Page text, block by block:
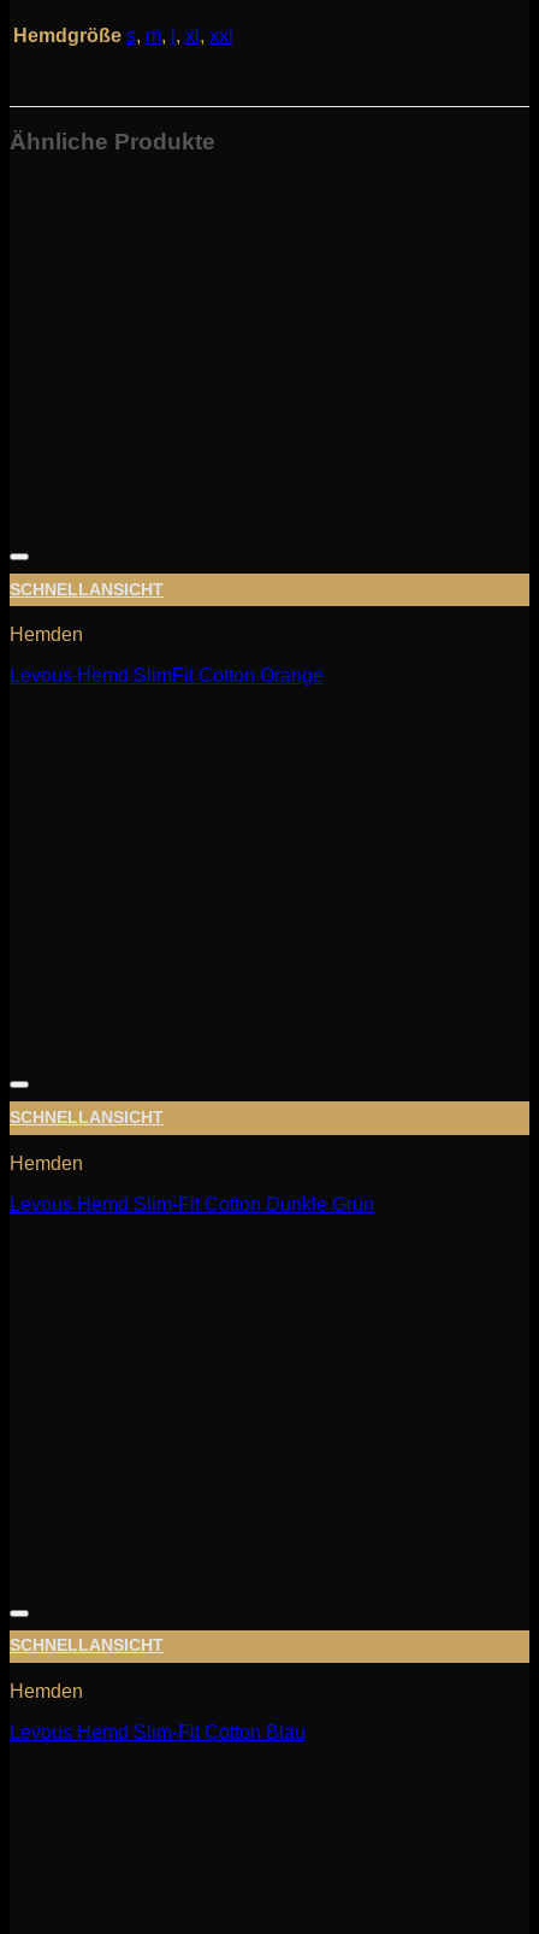
Hemdgröße s, m, , xl , xxl
Ähnliche Produkte
SCHNELLANSICHT
Hemden
Levous Hemd SlimFit Cotton Orange
SCHNELLANSICHT
Hemden
Levous Hemd Slim-Fit Cotton Dunkle Grün
SCHNELLANSICHT
Hemden
Levous Hemd Slim-Fit Cotton Blau